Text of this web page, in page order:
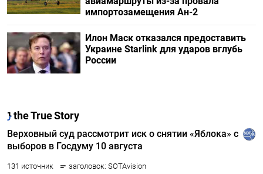
импортозамещения Ан-2
Илон Маск отказался предоставить
Украине Starlink для ударов вглубь
России